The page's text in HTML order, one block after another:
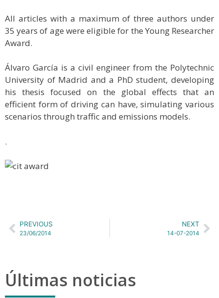
All articles with a maximum of three authors under
35 years of age were eligible for the Young Researcher
Award.
Álvaro García is a civil engineer from the Polytechnic
University of Madrid and a PhD student, developing
his thesis focused on the global effects that an
efficient form of driving can have, simulating various
scenarios through traffic and emissions models.
.
PREVIOUS
23/06/2014
NEXT
14-07-2014
Últimas noticias